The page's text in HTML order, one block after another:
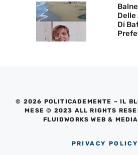
Delle
Di
© 2026 POLITICADEMENTE – IL
MESE © 2023 ALL RIGHTS
FLUIDWORKS WEB &
PRIVACY POLICY